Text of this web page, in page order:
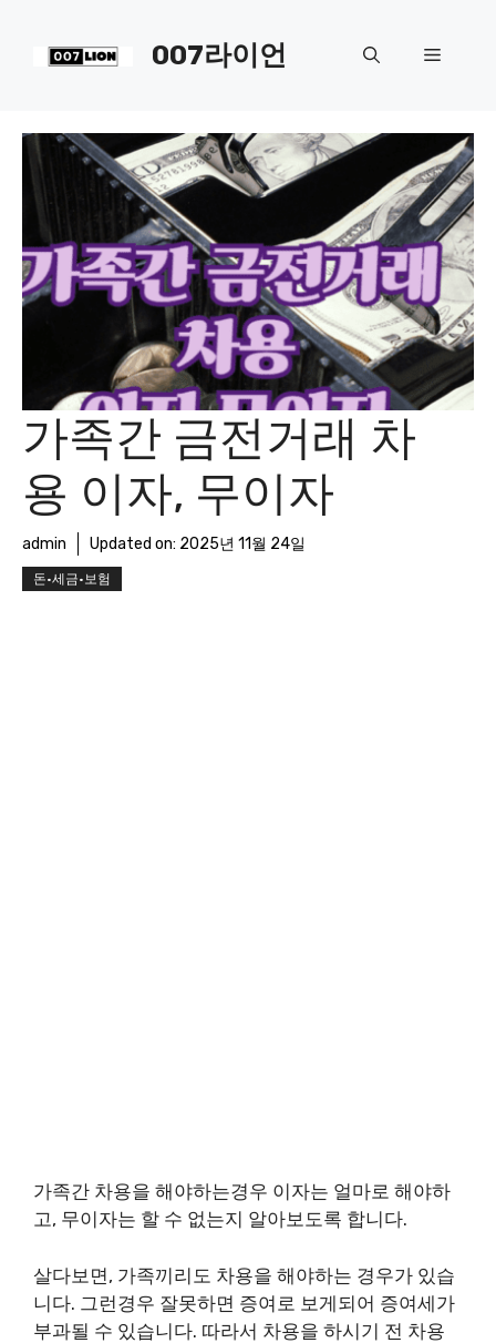
007라이언 메
가족간 금전거래 차
용 이자, 무이자
admin Updated on: 2025년 11월 24일
돈·세금·보험
가족간 차용을 해야하는경우 이자는 얼마로 해야하
고, 무이자는 할 수 없는지 알아보도록 합니다.
살다보면, 가족끼리도 차용을 해야하는 경우가 있습
니다. 그런경우 잘못하면 증여로 보게되어 증여세가
부과될 수 있습니다. 따라서 차용을 하시기 전 차용